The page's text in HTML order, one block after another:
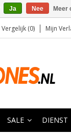
Vergelijk (0) Mijn
SALE DIENST
Ja Nee Meer